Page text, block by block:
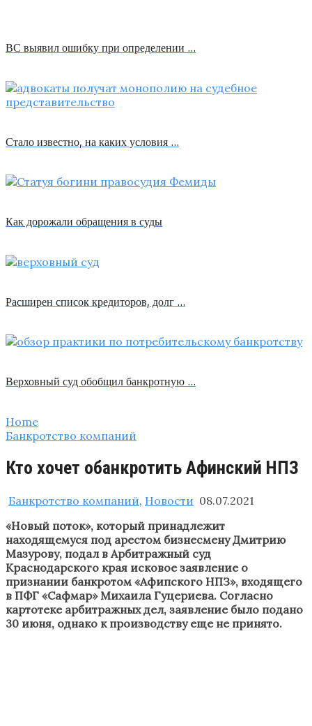
ВС выявил ошибку при определении …
Стало известно, на каких условия …
Как дорожали обращения в суды
Расширен список кредиторов, долг …
Верховный суд обобщил банкротную …
Home
Банкротство компаний
Кто хочет обанкротить Афинский НПЗ
Банкротство компаний, Новости 08.07.2021
«Новый поток», который принадлежит
находящемуся под арестом бизнесмену Дмитрию
Мазурову, подал в Арбитражный суд
Краснодарского края исковое заявление о
признании банкротом «Афипского НПЗ», входящего
в ПФГ «Сафмар» Михаила Гуцериева. Согласно
картотеке арбитражных дел, заявление было подано
30 июня, однако к производству еще не принято.